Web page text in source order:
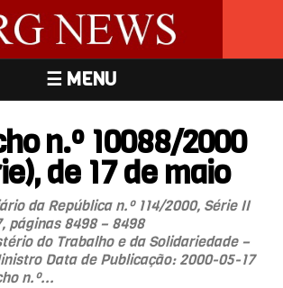
☰ MENU
n.º 10088/2000
de 17 de maio
da República n.º 114/2000, Série II
páginas 8498 – 8498
do Trabalho e da Solidariedade –
Data de Publicação: 2000-05-17
n.º...